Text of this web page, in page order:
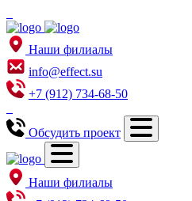
Наши филиалы
info@effect.su
+7 (912) 734-68-50
Обсудить проект
Наши филиалы